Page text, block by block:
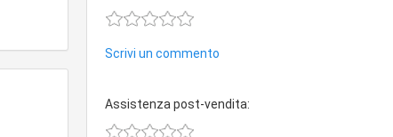
Scrivi un commento
Assistenza post-vendita: